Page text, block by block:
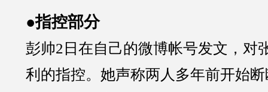
●指控部分
彭帅2日在自己的微博帐号发文，对
利的指控。她声称两人多年前开始